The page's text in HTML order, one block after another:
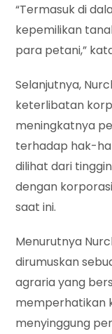
“Termasuk di
kepemilikan
para petani,”
Selanjutnya,
keterlibatan
meningkatnya
terhadap hak-
dilihat dari
dengan
saat ini.
Menurutnya
dirumuskan
agraria yang
memperhatikan
menyinggung